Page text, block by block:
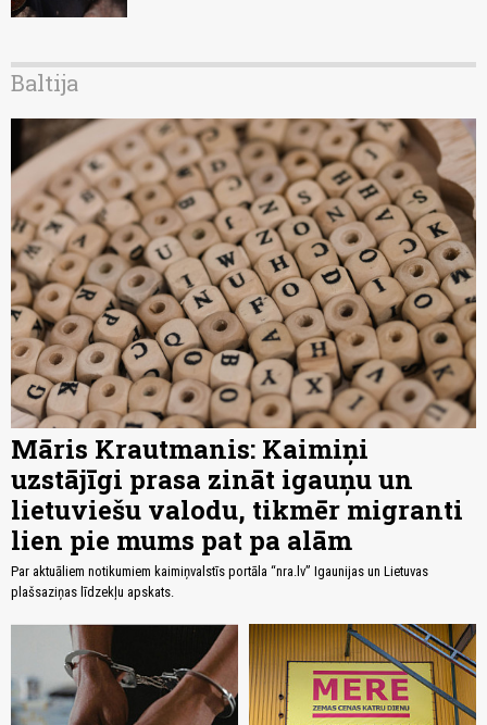
Baltija
Māris Krautmanis: Kaimiņi
uzstājīgi prasa zināt igauņu un
lietuviešu valodu, tikmēr migranti
lien pie mums pat pa alām
Par aktuāliem notikumiem kaimiņvalstīs portāla “nra.lv” Igaunijas un Lietuvas
plašsaziņas līdzekļu apskats.